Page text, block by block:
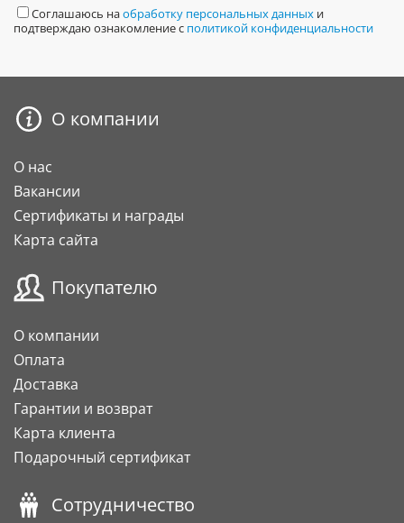
Соглашаюсь наобработку персональных данных и
подтверждаю ознакомление с политикой конфиденциальности
О компании
О нас
Вакансии
Сертификаты и награды
Карта сайта
Покупателю
О компании
Оплата
Доставка
Гарантии и возврат
Карта клиента
Подарочный сертификат
Сотрудничество